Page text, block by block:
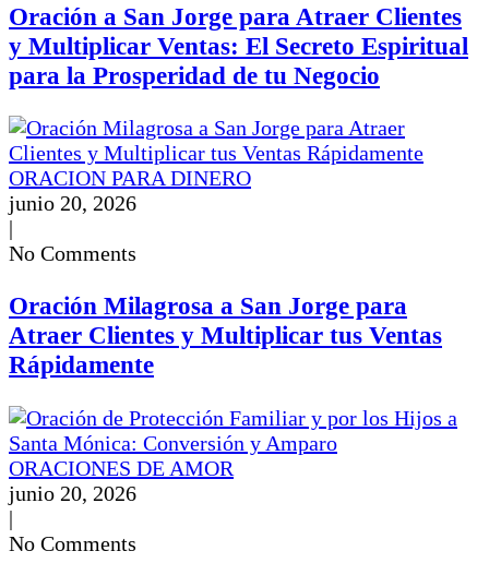
Oración a San Jorge para Atraer Clientes
y Multiplicar Ventas: El Secreto Espiritual
para la Prosperidad de tu Negocio
ORACION PARA DINERO
junio 20, 2026
|
No Comments
Oración Milagrosa a San Jorge para
Atraer Clientes y Multiplicar tus Ventas
Rápidamente
ORACIONES DE AMOR
junio 20, 2026
|
No Comments